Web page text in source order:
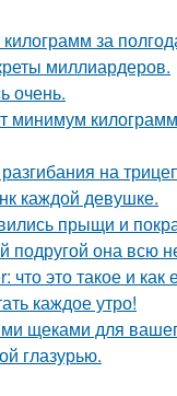
за
миллиардеров.
очень.
минимум
на
каждой девушке.
прыщи и
подругой она всю
это такое и как
каждое утро!
щеками для
глазурью.